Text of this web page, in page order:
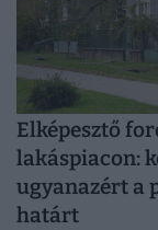
Elképesztő
lakáspiacon:
ugyanazért a
határt